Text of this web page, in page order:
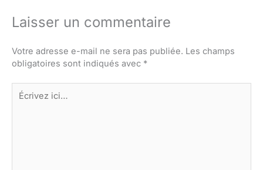
Laisser un commentaire
Votre adresse e-mail ne sera pas publiée. Les champs
obligatoires sont indiqués avec *
Écrivez
ici…